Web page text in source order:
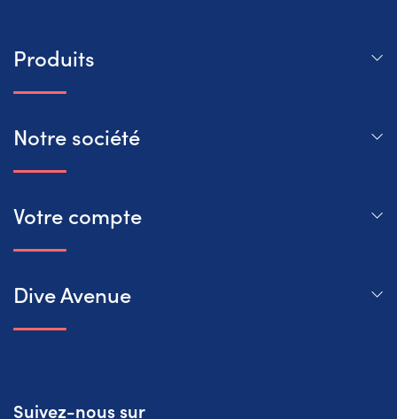
Produits
Notre société
Votre compte
Dive Avenue
Suivez-nous sur